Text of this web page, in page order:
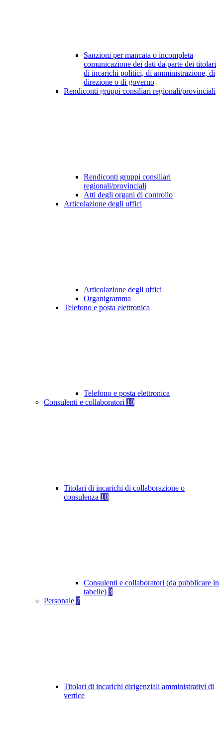
Sanzioni per mancata o incompleta
comunicazione dei dati da parte dei titolari
di incarichi politici, di amministrazione, di
direzione o di governo
Rendiconti gruppi consiliari regionali/provinciali
Rendiconti gruppi consiliari
regionali/provinciali
Atti degli organi di controllo
Articolazione degli uffici
Articolazione degli uffici
Organigramma
Telefono e posta elettronica
Telefono e posta elettronica
Consulenti e collaboratori 10
Titolari di incarichi di collaborazione o
consulenza 10
Consulenti e collaboratori (da pubblicare in
tabelle) 3
Personale 7
Titolari di incarichi dirigenziali amministrativi di
vertice